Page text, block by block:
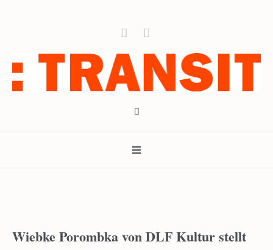
Wiebke Porombka von DLF Kultur stellt